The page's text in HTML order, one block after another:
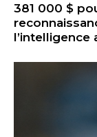
381 000 $
l’intelligence